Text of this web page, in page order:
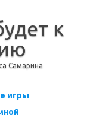
к
Самарина
игры